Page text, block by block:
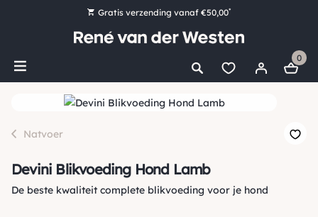
Gratis verzending vanaf €50,00*
Bestel nu, betaal later met Klarna
Ruim 16.000 artikelen op voorraad
0
Natvoer
Devini Blikvoeding Hond Lamb
De beste kwaliteit complete blikvoeding voor je hond